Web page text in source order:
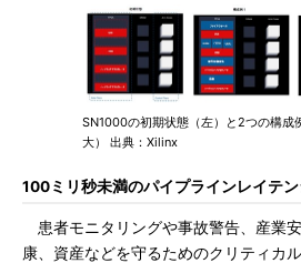
SN1000の初期状態（左）と2つの構成
大） 出典：Xilinx
100ミリ秒未満のパイプラインレイテ
患者モニタリングや事故警告、産業
康、資産などを守るためのクリティカ